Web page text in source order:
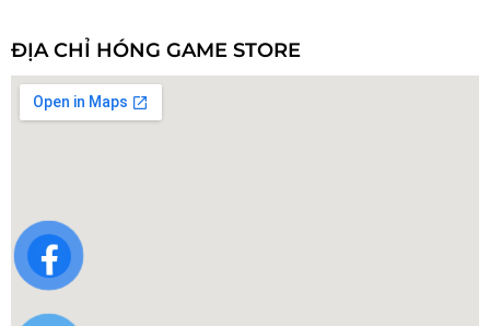
ĐỊA CHỈ HÓNG GAME STORE